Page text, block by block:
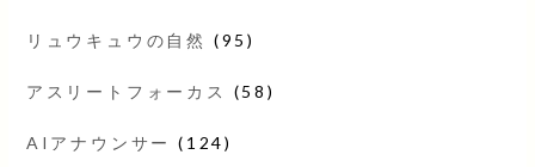
リュウキュウの自然 (95)
アスリートフォーカス (58)
AIアナウンサー (124)